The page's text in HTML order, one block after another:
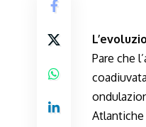
Pare che
Atlantiche